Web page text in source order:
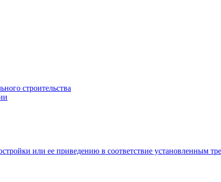
строительства
или ее приведению в соответствие установленным